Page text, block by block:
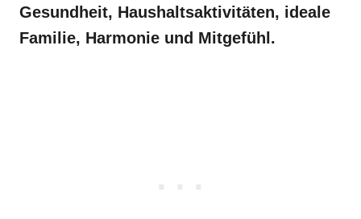
Gesundheit, Haushaltsaktivitäten, ideale
Familie, Harmonie und Mitgefühl.